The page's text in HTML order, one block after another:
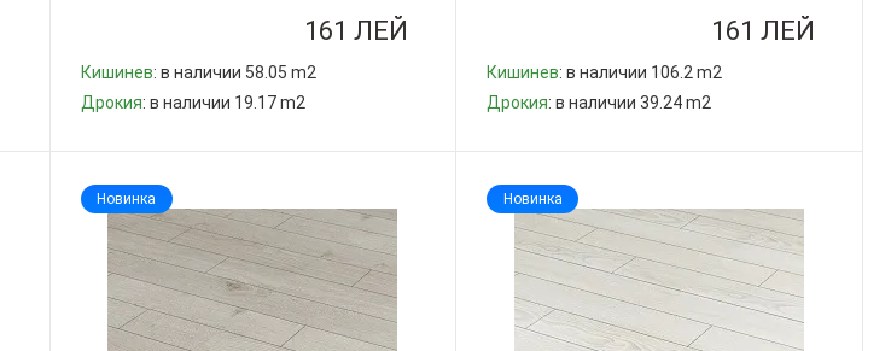
161 ЛЕЙ
Кишинев: в наличии 58.05 m2
Дрокия: в наличии 19.17 m2
161 ЛЕЙ
Кишинев: в наличии 106.2 m2
Дрокия: в наличии 39.24 m2
Новинка Новинка